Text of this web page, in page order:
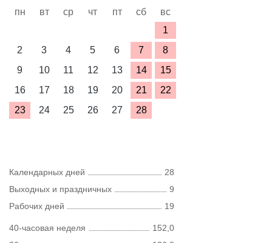
пн вт ср чт пт сб
вс
1
2
3 4 5 6 7
8
9
10 11 12 13 14
15
16
17 18 19 20 21
22
23
24 25 26 27 28
Календарных дней
28
Выходных и праздничных
9
Рабочих дней
19
40-часовая неделя
152,0